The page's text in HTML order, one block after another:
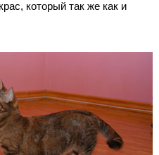
который так же как и